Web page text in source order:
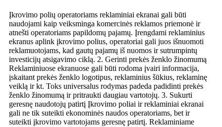
Įkrovimo polių operatoriams reklaminiai ekranai gali būti
naudojami kaip veiksminga komercinės reklamos priemonė ir
atnešti operatoriams papildomų pajamų. Įrengdami reklaminius
ekranus aplink įkrovimo polius, operatoriai gali juos išnuomoti
reklamuotojams, kad gautų pajamų iš nuomos ir sutrumpintų
investicijų atsigavimo ciklą. 2. Gerinti prekės ženklo žinomumą
Reklaminiuose ekranuose gali būti rodoma įvairi informacija,
įskaitant prekės ženklo logotipus, reklaminius šūkius, reklaminę
veiklą ir kt. Toks universalus rodymas padeda padidinti prekės
ženklo žinomumą ir pritraukti daugiau vartotojų. 3. Sukurti
geresnę naudotojų patirtį Įkrovimo poliai ir reklaminiai ekranai
gali ne tik suteikti ekonominės naudos operatoriams, bet ir
suteikti įkrovimo vartotojams geresnę patirtį. Reklaminiame